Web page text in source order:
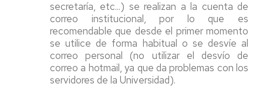
secretaría, etc...) se realizan a la cuenta de
correo institucional, por lo que es
recomendable que desde el primer momento
se utilice de forma habitual o se desvíe al
correo personal (no utilizar el desvío de
correo a hotmail, ya que da problemas con los
servidores de la Universidad).